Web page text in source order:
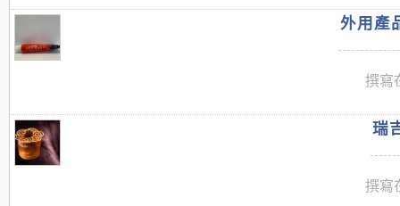
外用產
撰寫
瑞
撰寫